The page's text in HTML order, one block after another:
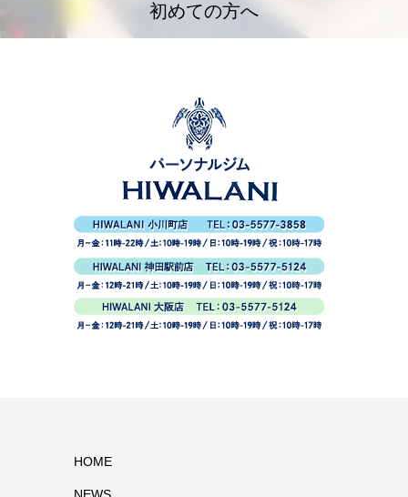
初めての方へ
HOME